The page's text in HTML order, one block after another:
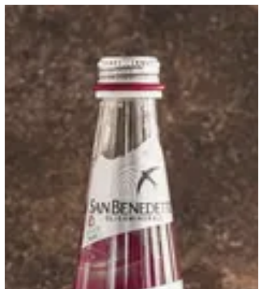
EN
تسجيل الدخول
EN
مياه معدنية | مطعم كومار